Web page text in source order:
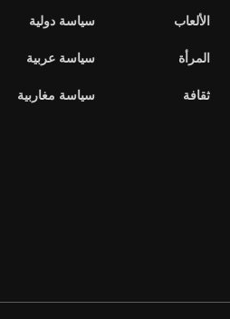
الألعاب
المرأة
ثقافة
سياسة دولية
سياسة عربية
سياسة مغاربية